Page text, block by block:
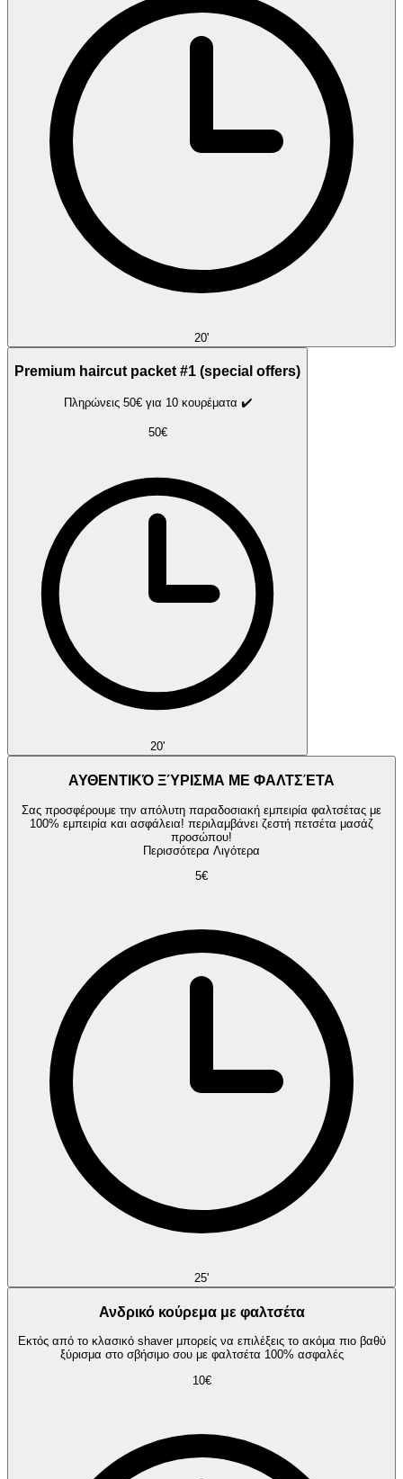
20'
Premium haircut packet #1 (special offers)
Πληρώνεις 50€ για 10 κουρέματα ✔️
50€
20'
ΑΥΘΕΝΤΙΚΌ ΞΎΡΙΣΜΑ ΜΕ ΦΑΛΤΣΈΤΑ
Σας προσφέρουμε την απόλυτη παραδοσιακή εμπειρία φαλτσέτας με
100% εμπειρία και ασφάλεια! περιλαμβάνει ζεστή πετσέτα μασάζ
προσώπου!
Περισσότερα Λιγότερα
5€
25'
Ανδρικό κούρεμα με φαλτσέτα
Εκτός από το κλασικό shaver μπορείς να επιλέξεις το ακόμα πιο βαθύ
ξύρισμα στο σβήσιμο σου με φαλτσέτα 100% ασφαλές
10€